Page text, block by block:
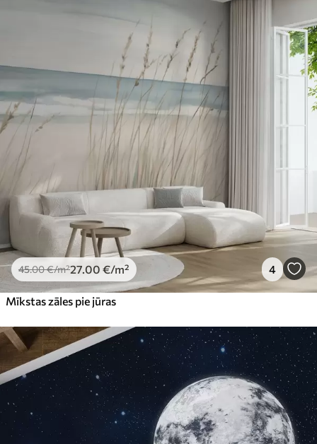
45.00€/m²27 .00 €/m² 4
Mīkstas zāles pie jūras